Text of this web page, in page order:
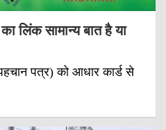
लिंक सामान्य बात है या
पत्र) को आधार कार्ड से